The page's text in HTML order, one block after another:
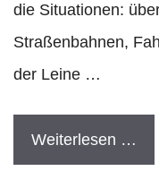
die Situationen:
Straßenbahnen,
der Leine …
Weiterlesen …